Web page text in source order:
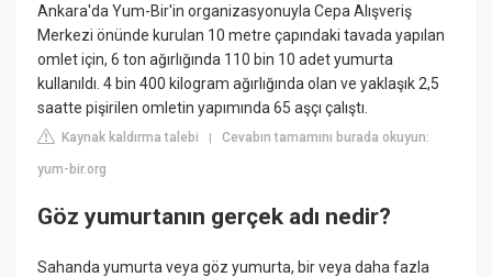
Ankara'da Yum-Bir'in organizasyonuyla Cepa Alışveriş
Merkezi önünde kurulan 10 metre çapındaki tavada yapılan
omlet için, 6 ton ağırlığında 110 bin 10 adet yumurta
kullanıldı. 4 bin 400 kilogram ağırlığında olan ve yaklaşık 2,5
saatte pişirilen omletin yapımında 65 aşçı çalıştı.
Kaynak kaldırma talebi |Cevabın tamamını burada okuyun:
yum-bir.org
Göz yumurtanın gerçek adı nedir?
Sahanda yumurta veya göz yumurta, bir veya daha fazla